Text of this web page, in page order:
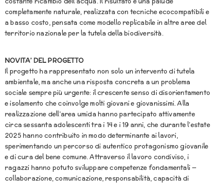
completamente naturale, realizzata con tecniche ecocompatibili e
a basso costo, pensata come modello replicabile in altre aree del
territorio nazionale per la tutela della biodiversità.
NOVITA’ DEL PROGETTO
Il progetto ha rappresentato non solo un intervento di tutela
ambientale, ma anche una risposta concreta a un problema
sociale sempre più urgente: il crescente senso di disorientamento
e isolamento che coinvolge molti giovani e giovanissimi. Alla
realizzazione dell’area umida hanno partecipato attivamente
circa sessanta adolescenti tra i 14 e i 19 anni, che durante l’estate
2025 hanno contribuito in modo determinante ai lavori,
sperimentando un percorso di autentico protagonismo giovanile
e di cura del bene comune. Attraverso il lavoro condiviso, i
ragazzi hanno potuto sviluppare competenze fondamentali —
collaborazione, comunicazione, responsabilità, capacità di